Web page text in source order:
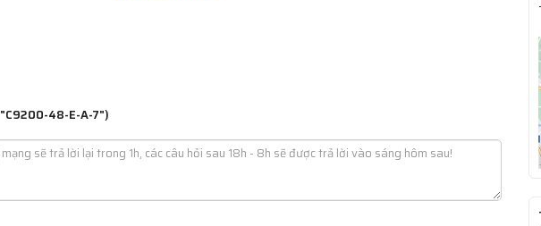
"C9200-48-E-A-7")